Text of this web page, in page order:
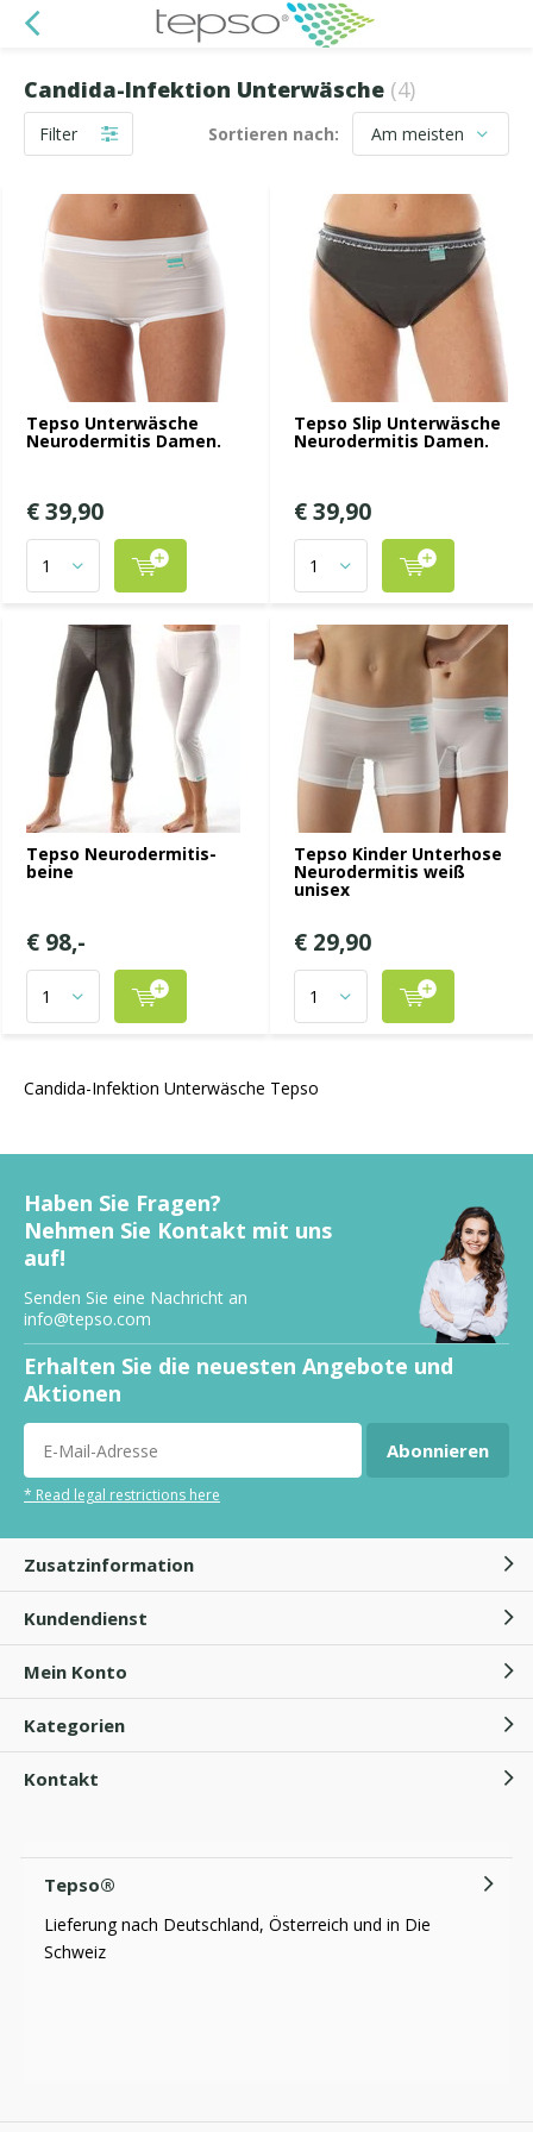
Candida-Infektion Unterwäsche (4)
Filter Sortieren nach:
Tepso Unterwäsche
Neurodermitis Damen.
€ 39,90
Tepso Slip Unterwäsche
Neurodermitis Damen.
€ 39,90
Tepso Neurodermitis-
beine
€ 98,-
Tepso Kinder Unterhose
Neurodermitis weiß
unisex
€ 29,90
Candida-Infektion Unterwäsche Tepso
Haben Sie Fragen?
Nehmen Sie Kontakt mit uns
auf!
Senden Sie eine Nachricht an
info@tepso.com
Erhalten Sie die neuesten Angebote und
Aktionen
Abonnieren
* Read legal restrictions here
Zusatzinformation
Kundendienst
Mein Konto
Kategorien
Kontakt
Tepso®
Lieferung nach Deutschland, Österreich und in Die
Schweiz